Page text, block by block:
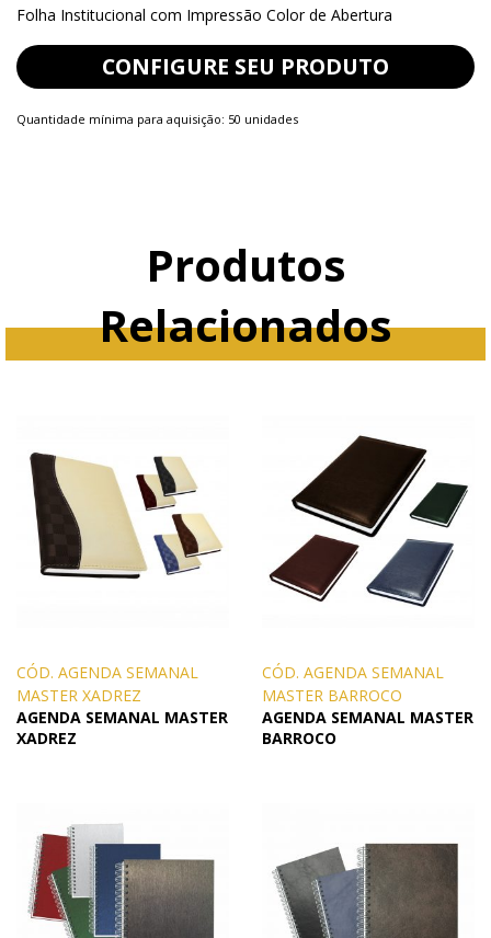
Folha Institucional com Impressão Color de Abertura
CONFIGURE SEU PRODUTO
Quantidade mínima para aquisição: 50 unidades
Produtos
Relacionados
CÓD. AGENDA SEMANAL
MASTER XADREZ
AGENDA SEMANAL MASTER
XADREZ
CÓD. AGENDA SEMANAL
MASTER BARROCO
AGENDA SEMANAL MASTER
BARROCO